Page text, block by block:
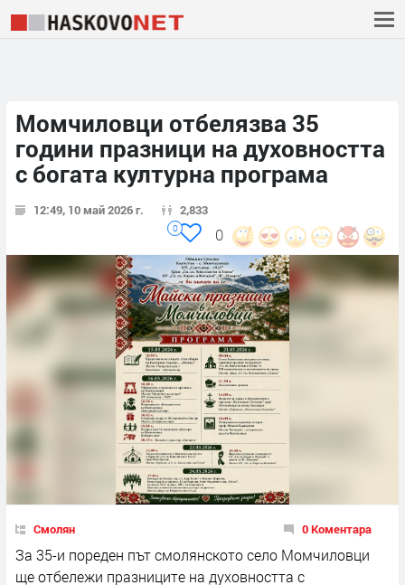
Момчиловци отбелязва 35
години празници на духовността
с богата културна програма
12:49, 10 май 2026 г. 2,833
0
0
Смолян 0 Коментара
За 35-и пореден път смолянското село Момчиловци
ще отбележи празниците на духовността с